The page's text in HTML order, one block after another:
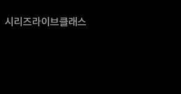
시리즈라이브클래스